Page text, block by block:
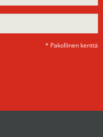
* Pakollinen kenttä